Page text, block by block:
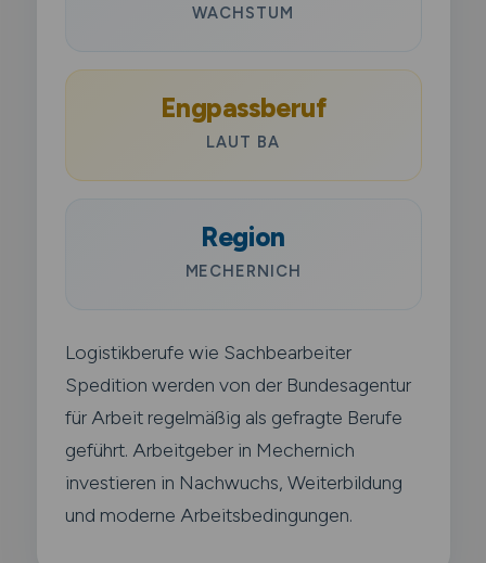
WACHSTUM
Engpassberuf
LAUT BA
Region
MECHERNICH
Logistikberufe wie Sachbearbeiter
Spedition werden von der Bundesagentur
für Arbeit regelmäßig als gefragte Berufe
geführt. Arbeitgeber in Mechernich
investieren in Nachwuchs, Weiterbildung
und moderne Arbeitsbedingungen.